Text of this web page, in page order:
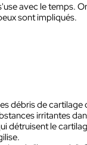
avec le temps.
sont impliqués.
débris de
irritantes
le